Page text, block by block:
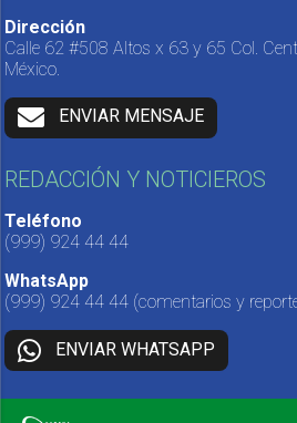
Dirección
Calle 62 #508 Altos x 63 y 65 Col.
México.
ENVIAR MENSAJE
REDACCIÓN Y NOTICIEROS
Teléfono
(999) 924 44 44
WhatsApp
(999) 924 44 44 (comentarios y
ENVIAR WHATSAPP